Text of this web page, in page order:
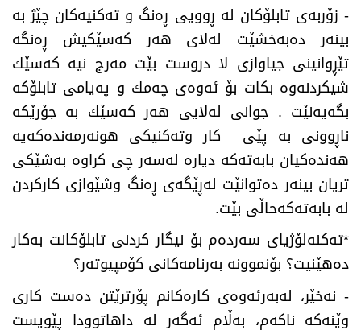
- زۆربه‌ی تابلۆكان له‌ ڕوویی ڕه‌نگ و ته‌كنیه‌كان چێژ به‌
بینه‌ر ده‌به‌خشێت له‌لای هه‌ر كه‌سێكیش ڕه‌نگه‌
تێڕوانینی جیاوازی لا دروست بێت مه‌رج نیه‌ كه‌سێك
شیكردنه‌وه‌ بكات بۆ ئه‌وه‌ی چه‌مك و په‌یامی تابلۆكه‌
بگه‌یه‌نێت . جوانی له‌لایی هه‌ر كه‌سێك به‌ جۆرێكه‌
ناڕوونی به‌ پێی كار وته‌كنیكی هونه‌رمه‌نده‌كه‌یه‌
هه‌نده‌كیان بابه‌ته‌كه‌ دیاره‌ له‌سه‌ر چی كراوه‌ به‌شێكی
تریان بینه‌ر ده‌توانێت له‌ڕێگه‌ی ڕه‌نگ وشێوازی كاركردن
له‌ بابه‌ته‌كه‌حاڵی بێت.
*ته‌كنه‌لۆژیای سه‌رده‌م بۆ نیگار كردنی تابلۆكانت به‌كار
ده‌هێنیت؟ بۆنموونه‌ به‌رنامه‌كانی كۆمپیوته‌ر؟
- نه‌خێر، له‌به‌رئه‌وه‌ی كاره‌كانم پۆرترێتن ده‌ست كاری
وێنه‌كه‌ ناكه‌م، به‌ڵام ئه‌گه‌ر له‌ داهاتوودا پێویست